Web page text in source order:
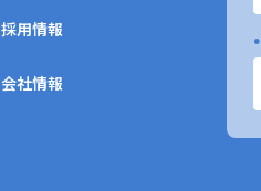
採用情報
会社情報